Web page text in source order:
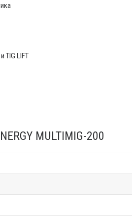
TIG LIFT
MULTIMIG-200